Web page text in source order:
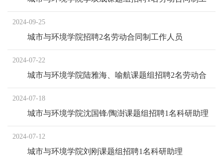
作人员
2024-09-25
城市与环境学院招聘2名劳动合同制工作人员
2024-07-22
城市与环境学院陆雅海、喻航课题组招聘2名劳动合
同制工作人员
2024-07-18
城市与环境学院沈国锋/陶澍课题组招聘1名科研助理
2024-07-12
城市与环境学院刘刚课题组招聘1名科研助理